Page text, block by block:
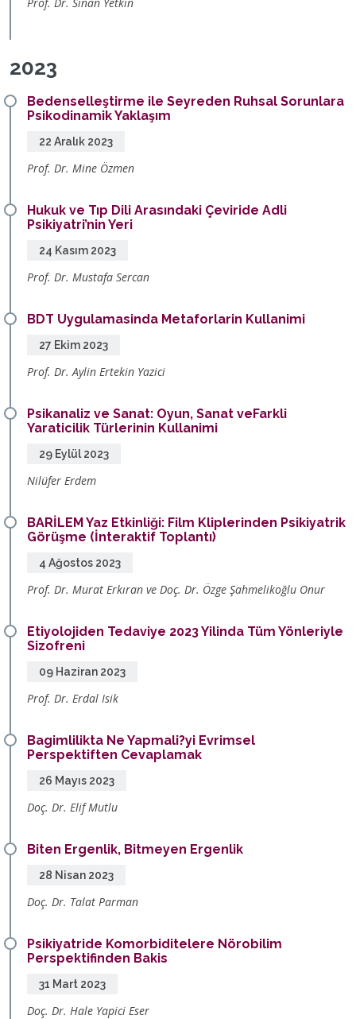
2023
Bedenselleştirme ile Seyreden Ruhsal Sorunlara
Psikodinamik Yaklaşım
22 Aralık 2023
Prof. Dr. Mine Özmen
Hukuk ve Tıp Dili Arasındaki Çeviride Adli
Psikiyatri’nin Yeri
24 Kasım 2023
Prof. Dr. Mustafa Sercan
BDT Uygulamasinda Metaforlarin Kullanimi
27 Ekim 2023
Prof. Dr. Aylin Ertekin Yazici
Psikanaliz ve Sanat: Oyun, Sanat veFarkli
Yaraticilik Türlerinin Kullanimi
29 Eylül 2023
Nilüfer Erdem
BARİLEM Yaz Etkinliği: Film Kliplerinden Psikiyatrik
Görüşme (İnteraktif Toplantı)
4 Ağostos 2023
Prof. Dr. Murat Erkıran ve Doç. Dr. Özge Şahmelikoğlu Onur
Etiyolojiden Tedaviye 2023 Yilinda Tüm Yönleriyle
Sizofreni
09 Haziran 2023
Prof. Dr. Erdal Isik
Bagimlilikta Ne Yapmali?yi Evrimsel
Perspektiften Cevaplamak
26 Mayıs 2023
Doç. Dr. Elif Mutlu
Biten Ergenlik, Bitmeyen Ergenlik
28 Nisan 2023
Doç. Dr. Talat Parman
Psikiyatride Komorbiditelere Nörobilim
Perspektifinden Bakis
31 Mart 2023
Doç. Dr. Hale Yapici Eser